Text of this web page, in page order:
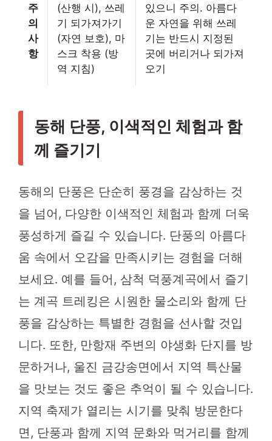
주
의
사
항
(산행 시), 쓰레
기 되가져가기
(자연 보호), 마
스크 착용 (방
역 지침)
있으니 주의. 아름다
운 자연을 위해 쓰레
기는 반드시 지정된
곳에 버리거나 되가져
오기
동해 단풍, 이색적인 체험과 함
께 즐기기
동해의 단풍은 단순히 풍경을 감상하는 것
을 넘어, 다양한 이색적인 체험과 함께 더욱
풍성하게 즐길 수 있습니다. 단풍의 아름다
움 속에서 오감을 만족시키는 경험을 더해
보세요. 예를 들어, 삼척 덕풍계곡에서 즐기
는 계곡 트레킹은 시원한 물소리와 함께 단
풍을 감상하는 특별한 경험을 선사할 것입
니다. 또한, 만항재 주변의 야생화 단지를 방
문하거나, 울진 금강송면에서 지역 특산물
을 맛보는 것도 좋은 추억이 될 수 있습니다.
지역 축제가 열리는 시기를 맞춰 방문한다
면, 단풍과 함께 지역 문화와 먹거리를 함께